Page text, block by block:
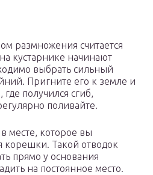
размножения считается
кустарнике начинают
выбрать сильный
Пригните его к земле и
получился сгиб,
поливайте.
месте, которое вы
корешки. Такой отводок
прямо у основания
на постоянное место.